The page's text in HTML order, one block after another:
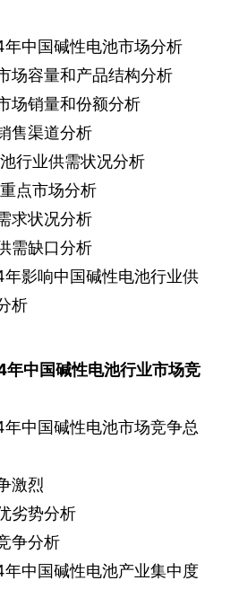
年中国碱性电池市场分析
场容量和产品结构分析
场销量和份额分析
售渠道分析
行业供需状况分析
点市场分析
求状况分析
需缺口分析
年影响中国碱性电池行业供
析
年中国碱性电池行业市场竞
年中国碱性电池市场竞争总
激烈
劣势分析
争分析
年中国碱性电池产业集中度